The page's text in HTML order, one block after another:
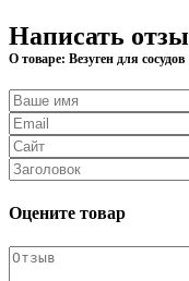
Написать
О товаре: Везуген для сосудов
Оцените товар